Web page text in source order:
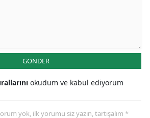
GÖNDER
okudum ve kabul ediyorum
yok, ilk yorumu siz yazın, tartışalım *